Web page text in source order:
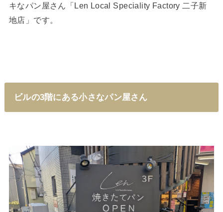
キなパン屋さん「Len Local Speciality Factory 二子新
地店」です。
ビルの3階にある小さなパン屋さん